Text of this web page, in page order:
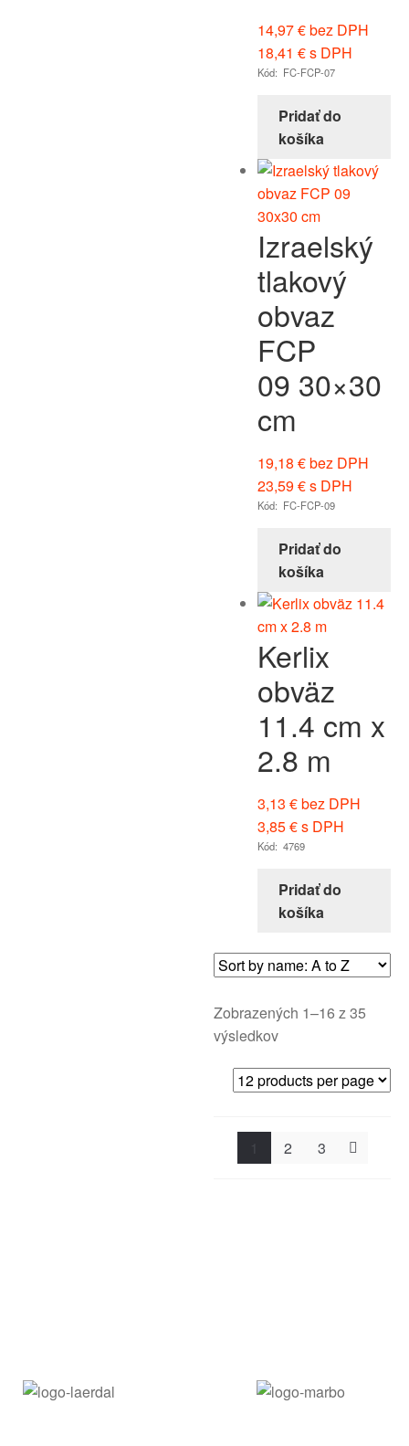
14,97€bez DPH
18,41 €s DPH
Kód: FC-FCP-07
Pridať do
košíka
Izraelský
tlakový
obvaz
FCP
09 30×30
cm
19,18 €bez DPH
23,59€s DPH
Kód: FC-FCP-09
Pridať do
košíka
Kerlix
obväz
11.4 cm x
2.8 m
3,13 €bez DPH
3,85€s DPH
Kód: 4769
Pridať do
košíka
Zobrazených 1–16 z 35
výsledkov
1 2 3